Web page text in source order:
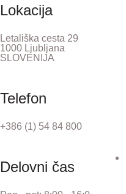
Lokacija
Letališka cesta 29
1000 Ljubljana
SLOVENIJA
Telefon
+386 (1) 54 84 800
Delovni čas